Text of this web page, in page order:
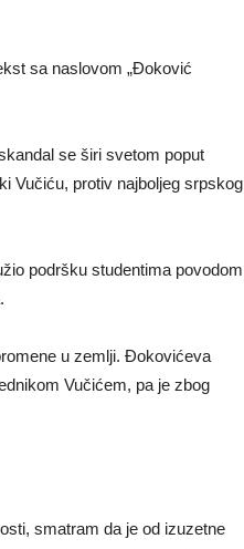
sa naslovom „Đoković
se širi svetom poput
Vučiću, protiv najboljeg srpskog
podršku studentima povodom
u zemlji. Đokovićeva
Vučićem, pa je zbog
smatram da je od izuzetne